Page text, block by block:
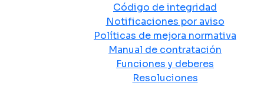
Código de integridad
Notificaciones por aviso
Políticas de mejora normativa
Manual de contratación
Funciones y deberes
Resoluciones